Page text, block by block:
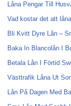
Låna Pengar Till
Vad kostar det att
Bli Kvitt Dyre Lån –
Baka In Blancolån I
Betala Lån I Förtid
Västtrafik Låna Ut
Lån På Dagen Med